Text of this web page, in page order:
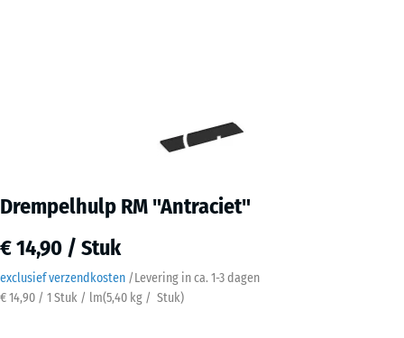
Drempelhulp RM "Antraciet"
€ 14,90 / Stuk
exclusief verzendkosten /Levering in ca. 1-3 dagen
€ 14,90 / 1 Stuk / lm(5,40 kg / Stuk)